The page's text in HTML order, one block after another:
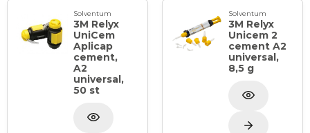
Solventum
3M Relyx
UniCem
Aplicap
cement,
A2
universal,
50 st
Solventum
3M Relyx
Unicem 2
cement A2
universal,
8,5 g